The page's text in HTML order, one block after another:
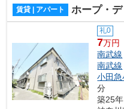
賃貸 | アパート ホープ・
礼0
7万円
南武線
南武線
小田
分
築25